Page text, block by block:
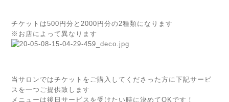
チケットは500円分と2000円分の2種類になります
※お店によって異なります
当サロンではチケットをご購入してくださった方に下記サービ
スを一つご提供致します
メニューは後日サービスを受けたい時に決めてOKです！